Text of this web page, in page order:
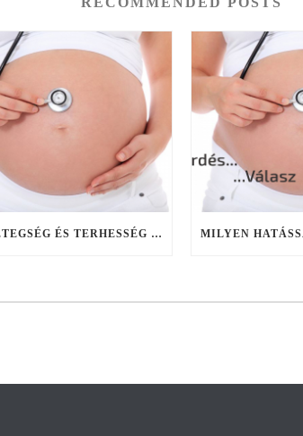
SZÍVBETEGSÉG ÉS TERHESSÉG – KÉRDÉS-VÁLASZ